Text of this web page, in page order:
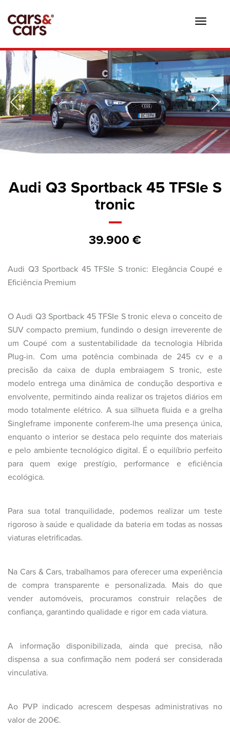
Toggle
Audi Q3 Sportback 45 TFSIe S
tronic
39.900 €
Audi Q3 Sportback 45 TFSIe S tronic: Elegância Coupé e
Eficiência Premium
O Audi Q3 Sportback 45 TFSIe S tronic eleva o conceito de
SUV compacto premium, fundindo o design irreverente de
um Coupé com a sustentabilidade da tecnologia Híbrida
Plug-in. Com uma potência combinada de 245 cv e a
precisão da caixa de dupla embraiagem S tronic, este
modelo entrega uma dinâmica de condução desportiva e
envolvente, permitindo ainda realizar os trajetos diários em
modo totalmente elétrico. A sua silhueta fluida e a grelha
Singleframe imponente conferem-lhe uma presença única,
enquanto o interior se destaca pelo requinte dos materiais
e pelo ambiente tecnológico digital. É o equilíbrio perfeito
para quem exige prestígio, performance e eficiência
ecológica.
Para sua total tranquilidade, podemos realizar um teste
rigoroso à saúde e qualidade da bateria em todas as nossas
viaturas eletrificadas.
Na Cars & Cars, trabalhamos para oferecer uma experiência
de compra transparente e personalizada. Mais do que
vender automóveis, procuramos construir relações de
confiança, garantindo qualidade e rigor em cada viatura.
A informação disponibilizada, ainda que precisa, não
dispensa a sua confirmação nem poderá ser considerada
vinculativa.
Ao PVP indicado acrescem despesas administrativas no
valor de 200€.